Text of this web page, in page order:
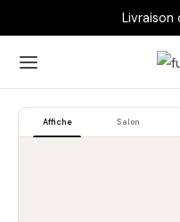
Affiche Salon